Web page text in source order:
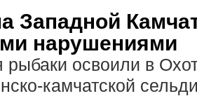
Западной
нарушениями
рыбаки освоили в
камчатской